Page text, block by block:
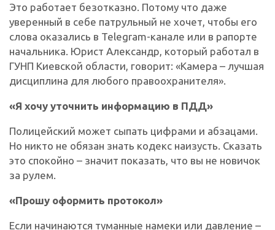
Это работает безотказно. Потому что даже
уверенный в себе патрульный не хочет, чтобы его
слова оказались в Telegram-канале или в рапорте
начальника. Юрист Александр, который работал в
ГУНП Киевской области, говорит: «Камера – лучшая
дисциплина для любого правоохранителя».
«Я хочу уточнить информацию в ПДД»
Полицейский может сыпать цифрами и абзацами.
Но никто не обязан знать кодекс наизусть. Сказать
это спокойно – значит показать, что вы не новичок
за рулем.
«Прошу оформить протокол»
Если начинаются туманные намеки или давление –